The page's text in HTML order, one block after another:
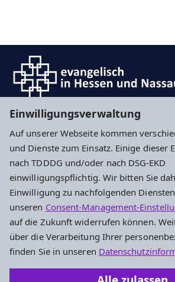
Einwilligungsverwaltung
Auf unserer Webseite kommen
und Dienste zum Einsatz. Einige dieser
nach TDDDG und/oder nach DSG-EKD
einwilligungspflichtig. Wir bitten Sie
Einwilligung zu nachfolgenden
unseren Consent-Management-
auf die Zukunft widerrufen können.
über die Verarbeitung Ihrer
finden Sie in unseren
Evangelisches
Frankfurt und Offenbach
Stalburgstraße 38
60318 Frankfurt am Main